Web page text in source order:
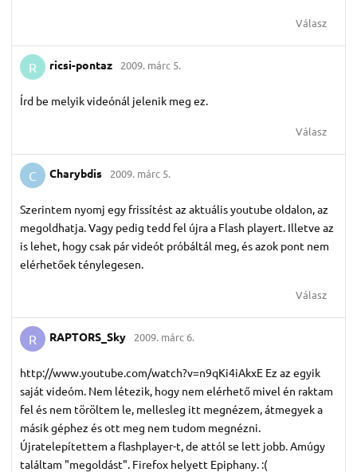
Válasz
R ricsi-pontaz 2009. márc 5.
Írd be melyik videónál jelenik meg ez.
Válasz
C Charybdis 2009. márc 5.
Szerintem nyomj egy frissítést az aktuális youtube oldalon, az
megoldhatja. Vagy pedig tedd fel újra a Flash playert. Illetve az
is lehet, hogy csak pár videót próbáltál meg, és azok pont nem
elérhetőek ténylegesen.
Válasz
R RAPTORS_Sky 2009. márc 6.
http://www.youtube.com/watch?v=n9qKi4iAkxE Ez az egyik
saját videóm. Nem létezik, hogy nem elérhető mivel én raktam
fel és nem töröltem le, mellesleg itt megnézem, átmegyek a
másik géphez és ott meg nem tudom megnézni.
Újratelepítettem a flashplayer-t, de attól se lett jobb. Amúgy
találtam "megoldást". Firefox helyett Epiphany. :(